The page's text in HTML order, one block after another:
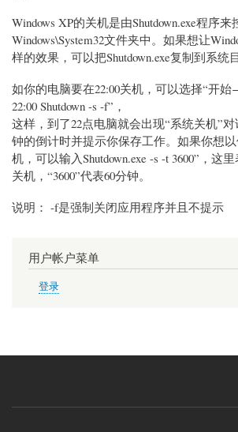
Windows XP的关机是由Shutdown.exe程序
Windows\System32文件夹中。如果想让
样的效果，可以把Shutdown.exe复制到系统
如你的电脑要在22:00关机，可以选择“开
22:00 Shutdown -s -f”，
这样，到了22点电脑就会出现“系统关机”
钟的倒计时并提示你保存工作。如果你想
机，可以输入Shutdown.exe -s -t 3600”，这
关机，“3600”代表60分钟。
说明： -f是强制关闭应用程序并且不提示
用户帐户菜单
登录